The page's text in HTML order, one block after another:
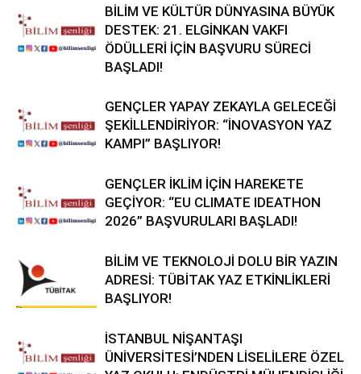
BİLİM VE KÜLTÜR DÜNYASINA BÜYÜK
DESTEK: 21. ELGİNKAN VAKFI
ÖDÜLLERİ İÇİN BAŞVURU SÜRECİ
BAŞLADI!
GENÇLER YAPAY ZEKAYLA GELECEĞİ
ŞEKİLLENDİRİYOR: “İNOVASYON YAZ
KAMPI” BAŞLIYOR!
GENÇLER İKLİM İÇİN HAREKETE
GEÇİYOR: “EU CLIMATE IDEATHON
2026” BAŞVURULARI BAŞLADI!
BİLİM VE TEKNOLOJİ DOLU BİR YAZIN
ADRESİ: TÜBİTAK YAZ ETKİNLİKLERİ
BAŞLIYOR!
İSTANBUL NİŞANTAŞI
ÜNİVERSİTESİ’NDEN LİSELİLERE ÖZEL